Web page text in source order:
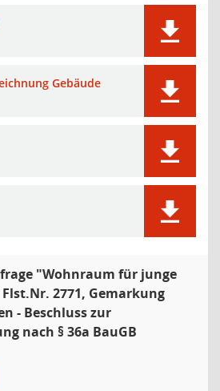
Gebäude
"Wohnraum für junge
2771, Gemarkung
- Beschluss zur
nach § 36a BauGB